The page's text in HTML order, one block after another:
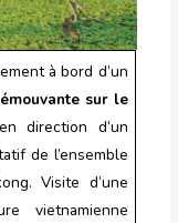
à bord d’un
sur le
direction d’un
de l’ensemble
Visite d’une
vietnamienne